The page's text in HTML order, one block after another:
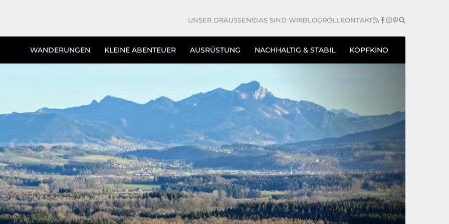
UNSER DRAUSSEN! DAS SIND WIRBLOGROLL KONTAKT
WANDERUNGEN KLEINE ABENTEUER AUSRÜSTUNG NACHHALTIG & STABIL KOPFKINO